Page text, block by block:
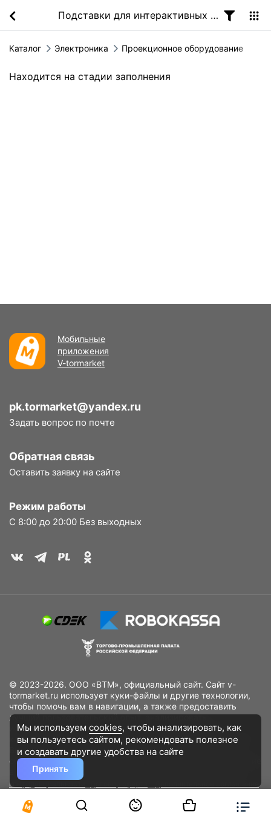
Подставки для интерактивных досок
Каталог Электроника Проекционное оборудование
Находится на стадии заполнения
Мобильные
приложения
V-tormarket
pk.tormarket@yandex.ru
Задать вопрос по почте
Обратная связь
Оставить заявку на сайте
Режим работы
С 8:00 до 20:00 Без выходных
© 2023-2026. ООО «ВТМ», официальный сайт. Сайт v-
tormarket.ru использует куки-файлы и другие технологии,
чтобы помочь вам в навигации, а также предоставить
лучший пользовательский опыт, анализировать
использование наших продуктов и услуг, повысить
качество рекламных и маркетинговых активностей. Если
Вы не хотите, чтобы Ваши пользовательские данные
обрабатывались, пожалуйста, ограничьте их использование
в своём браузере.
конфиденциальности
Разработано DST Global
Мы используем cookies, чтобы анализировать, как
вы пользуетесь сайтом, рекомендовать полезное
и создавать другие удобства на сайте
Принять